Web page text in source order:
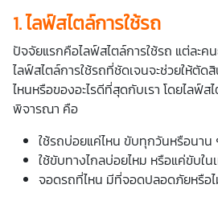
1.ไลฟ์สไตล์การใช้รถ
ปัจจัยแรกคือไลฟ์สไตล์การใช้รถ แต่ละ
ไลฟ์สไตล์การใช้รถที่ชัดเจนจะช่วยให้ตัด
ไหนหรือของอะไรดีที่สุดกับเรา โดยไลฟ์ส
พิจารณา คือ
ใช้รถบ่อยแค่ไหน ขับทุกวันหรือนาน
ใช้ขับทางไกลบ่อยไหม หรือแค่ขับใน
จอดรถที่ไหน มีที่จอดปลอดภัยหรือ